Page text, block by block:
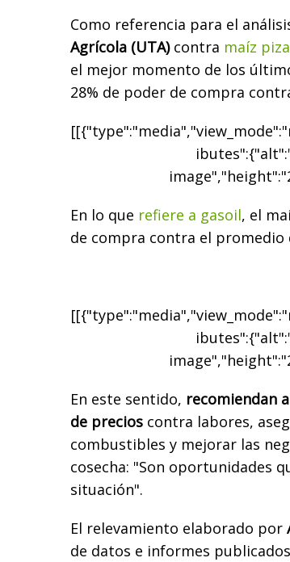
Como referencia para el
Agrícola (UTA)contra maíz
el mejor momento de los
28% de poder de compra
En lo que refiere a gasoil, el
de compra contra el promedio
En este sentido, recomiendan
de precios contra labores,
combustibles y mejorar las
cosecha: "Son oportunidades
situación".
El relevamiento elaborado por
de datos e informes publicados